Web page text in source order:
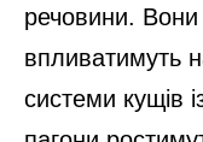
речовини.
впливатимуть
системи кущів